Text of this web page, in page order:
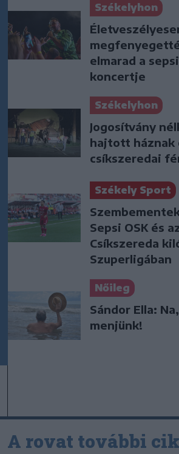
Székelyhon
elmarad a
koncertje
Székelyhon
Jogosítvány
hajtott háznak
csíkszeredai
Székely Sport
Sepsi OSK és
Csíkszereda
Szuperligában
Nőileg
Sándor Ella:
menjünk!
A rovat további